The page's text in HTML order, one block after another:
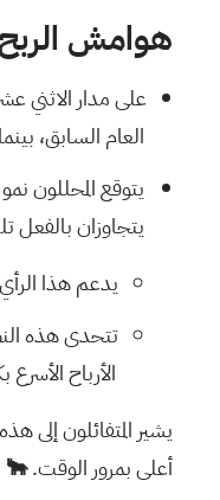
هوامش الربح
العام السابق، بينما ارتفع ربح السهم
يتجاوزان بالفعل
يدعم هذا
الأرباح الأسرع
يشير المتفائلون إلى
أعلى بمرور الوقت.🐂